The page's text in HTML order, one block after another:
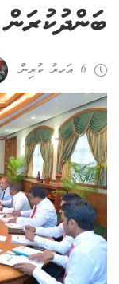
6 އަހރު ކުރިން